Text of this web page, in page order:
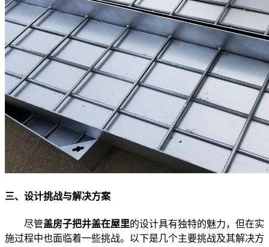
三、设计挑战与解决方案
尽管盖房子把井盖在屋里的设计具有独特的魅力，但在实
施过程中也面临着一些挑战。以下是几个主要挑战及其解决方